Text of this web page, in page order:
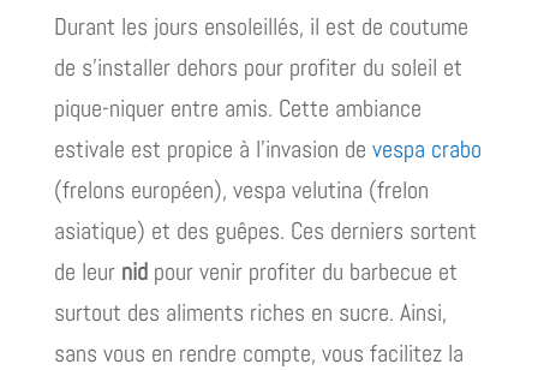
Durant les jours ensoleillés, il est de coutume
de s’installer dehors pour profiter du soleil et
pique-niquer entre amis. Cette ambiance
estivale est propice à l’invasion de vespa crabo
(frelons européen), vespa velutina (frelon
asiatique) et des guêpes. Ces derniers sortent
de leur nidpour venir profiter du barbecue et
surtout des aliments riches en sucre. Ainsi,
sans vous en rendre compte, vous facilitez la